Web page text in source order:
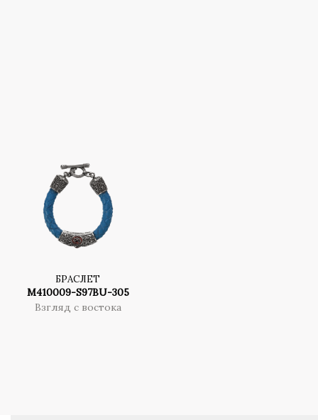
БРАСЛЕТ
M410009-S97BU-305
Взгляд с востока